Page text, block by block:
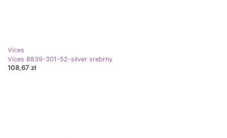
Vices
Vices 8839-301-52-silver srebrny
108,67 zł